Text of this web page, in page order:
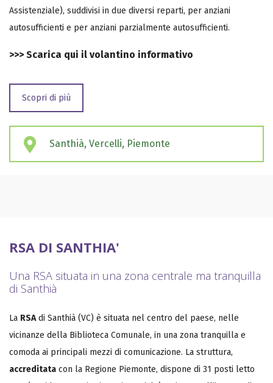
Assistenziale), suddivisi in due diversi reparti, per anziani
autosufficienti e per anziani parzialmente autosufficienti.
>>> Scarica qui il volantino informativo
Scopri di più
Santhià, Vercelli, Piemonte
RSA DI SANTHIA'
Una RSA situata in una zona centrale ma tranquilla
di Santhià
La RSAdi Santhià (VC) è situata nel centro del paese, nelle
vicinanze della Biblioteca Comunale, in una zona tranquilla e
comoda ai principali mezzi di comunicazione. La struttura,
accreditata con la Regione Piemonte, dispone di 31 posti letto